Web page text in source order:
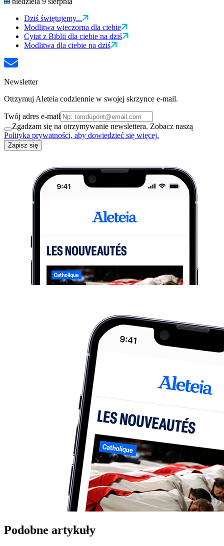
Dziś świętujemy...
Modlitwa wieczorna dla ciebie
Cytat z Biblii dla ciebie na dziś
Modlitwa dla ciebie na dziś
Newsletter
Otrzymuj Aleteia codziennie w swojej skrzynce e-mail.
Twój adres e-mail
Zgadzam się na otrzymywanie newslettera. Zobacz naszą
Polityka prywatności, aby dowiedzieć się więcej.
Zapisz się
Podobne artykuły